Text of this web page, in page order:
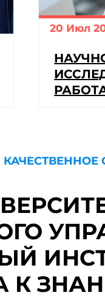
20 Июл
К